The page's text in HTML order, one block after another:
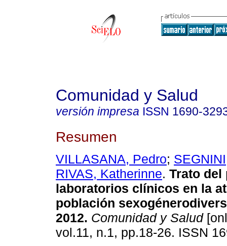
Comunidad y Salud
versión impresa ISSN 1690-
Resumen
VILLASANA, Pedro;
RIVAS, Katherinne. Trato del
laboratorios clínicos en la
población
2012. Comunidad y Salud
vol.11, n.1, pp.18-26. ISSN